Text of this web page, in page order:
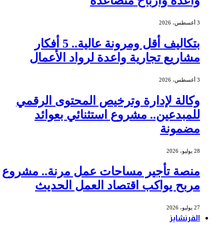
3 أغسطس، 2026
بتكاليف أقل ومرونة عالية.. 5 أفكار
مشاريع تجارية واعدة لرواد الأعمال
3 أغسطس، 2026
وكالة لإدارة وترخيص المحتوى الرقمي
للمبدعين.. مشروع استثنائي بعوائد
مضمونة
28 يوليو، 2026
منصة تأجير مساحات عمل مرنة.. مشروع
مربح يواكب اقتصاد العمل الحديث
27 يوليو، 2026
الفرنشايز